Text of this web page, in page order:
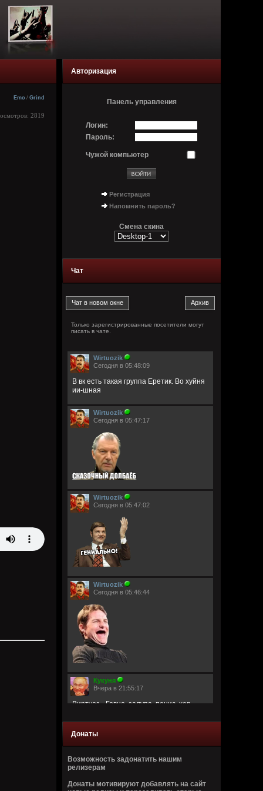
Emo / Grind
2819
Авторизация
Панель управления
Логин:
Пароль:
Чужой компьютер
Регистрация
Напомнить пароль?
Смена скина
Чат
Только зарегистрированные посетители могут
писать в чате.
Wirtuozik
Сегодня в 05:48:09
В вк есть такая группа Еретик. Во хуйня
ии-шная
Wirtuozik
Сегодня в 05:47:17
Wirtuozik
Сегодня в 05:47:02
Wirtuozik
Сегодня в 05:46:44
Кукуня
Вчера в 21:55:17
Виртуоз - Говно, залупа, пенис, хер,
Головка, шлюха, жопа, член, еблан,
петух… мудила
Рукоблуд, ссанина, очко, блядун, вагина
Сука, ебланище, влагалище, пердун,
дрочила
Пидор, пизда, туз, малафья
Анус, вагина, путана, педрила
Донаты
Возможность задонатить нашим
релизерам
Донаты мотивируют добавлять на сайт